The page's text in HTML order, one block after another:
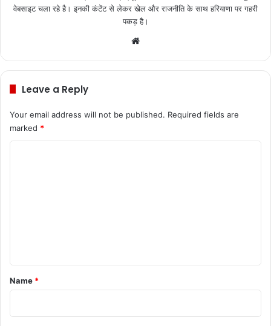
वेबसाइट चला रहे है। इनकी कंटेंट से लेकर खेल और राजनीति के साथ हरियाणा पर गहरी
पकड़ है।
te
Leave a Reply
Your email address will not be published. Required fields are
marked *
*
Name *